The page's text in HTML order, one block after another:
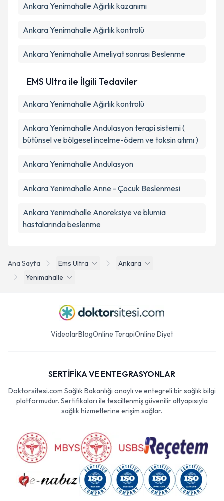
Ana Sayfa Ems Ultra
Ankara
Yenimahalle
Ankara Yenimahalle Ağırlık kazanımı
Ankara Yenimahalle Ağırlık kontrolü
Ankara Yenimahalle Ameliyat sonrası Beslenme
EMS Ultra ile İlgili Tedaviler
Ankara Yenimahalle Ağırlık kontrolü
Ankara Yenimahalle Andulasyon terapi sistemi (
bütünsel ve bölgesel incelme-ödem ve toksin atımı )
Ankara Yenimahalle Andulasyon
Ankara Yenimahalle Anne - Çocuk Beslenmesi
Ankara Yenimahalle Anoreksiye ve blumia
hastalarında beslenme
VideolarBlogOnline TerapiOnline Diyet
SERTİFİKA VE ENTEGRASYONLAR
Doktorsitesi.com Sağlık Bakanlığı onaylı ve entegreli bir sağlık bilgi
platformudur. Sertifikaları ile tescillenmiş güvenilir altyapısıyla
sağlık hizmetlerine erişim sağlar.